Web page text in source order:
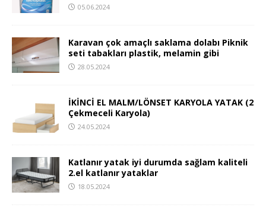
05.06.2024
Karavan çok amaçlı saklama dolabı Piknik
seti tabakları plastik, melamin gibi
28.05.2024
İKİNCİ EL MALM/LÖNSET KARYOLA YATAK (2
Çekmeceli Karyola)
24.05.2024
Katlanır yatak iyi durumda sağlam kaliteli
2.el katlanır yataklar
18.05.2024